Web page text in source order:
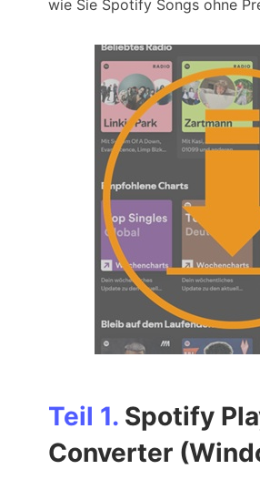
wie Sie Spotify Songs ohne
Teil 1. Spotify
Converter